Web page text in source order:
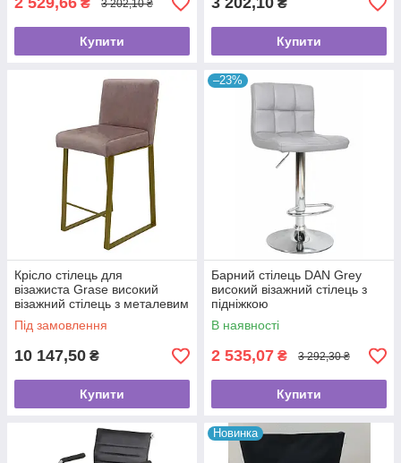
₴ 3 202,10 ₴
Купити
₴
Купити
Крісло стілець для
візажиста Grase високий
візажний стілець з металевим
каркасом VM42
Під замовлення
10 147,50 ₴
Купити
–23%
Барний стілець DAN Grey
високий візажний стілець з
підніжкою
В наявності
2 535,07 ₴ 3 292,30 ₴
Купити
Новинка